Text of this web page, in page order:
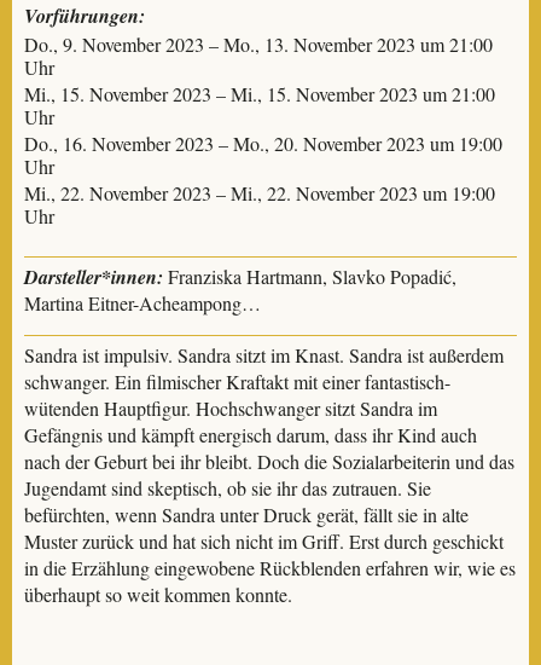
Vorführungen:
Do., 9. November 2023 – Mo., 13. November 2023 um 21:00
Uhr
Mi., 15. November 2023 – Mi., 15. November 2023 um 21:00
Uhr
Do., 16. November 2023 – Mo., 20. November 2023 um 19:00
Uhr
Mi., 22. November 2023 – Mi., 22. November 2023 um 19:00
Uhr
Darsteller*innen: Franziska Hartmann, Slavko Popadić,
Martina Eitner-Acheampong…
Sandra ist impulsiv. Sandra sitzt im Knast. Sandra ist außerdem
schwanger. Ein filmischer Kraftakt mit einer fantastisch-
wütenden Hauptfigur. Hochschwanger sitzt Sandra im
Gefängnis und kämpft energisch darum, dass ihr Kind auch
nach der Geburt bei ihr bleibt. Doch die Sozialarbeiterin und das
Jugendamt sind skeptisch, ob sie ihr das zutrauen. Sie
befürchten, wenn Sandra unter Druck gerät, fällt sie in alte
Muster zurück und hat sich nicht im Griff. Erst durch geschickt
in die Erzählung eingewobene Rückblenden erfahren wir, wie es
überhaupt so weit kommen konnte.